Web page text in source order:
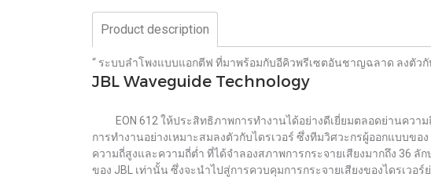
Product description
“ ระบบลำโพงแบบแอกตีฟ ที่มาพร้อมกับอีคิวพรีเซตอันชาญฉลาด ลงตัว
JBL Waveguide Technology
EON 612 ให้ประสิทธิภาพการทำงานได้อย่างดีเยี่ยมตลอดย่านควา
การทำงานอย่างเหมาะสมลงตัวกับไดรเวอร์ ซึ่งทีมวิศวะกรผู้ออกแบบข
ความถี่สูงและความถี่ต่ำ ที่ได้จำลองสภาพการกระจายเสียงมากถึง 36
ของ JBL เท่านั้น ซึ่งจะนำไปสู่การควบคุมการกระจายเสียงของไดรเว